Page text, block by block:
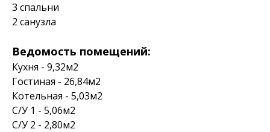
3 спальни
2 санузла
Ведомость помещений:
Кухня - 9,32м2
Гостиная - 26,84м2
Котельная - 5,03м2
С/У 1 - 5,06м2
С/У 2 - 2,80м2